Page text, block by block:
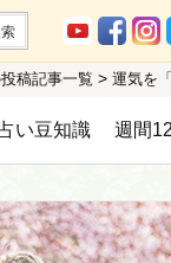
稿記事一覧 > 運気を
い豆知識 週間